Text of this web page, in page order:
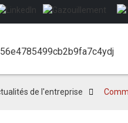
de l'entreprise